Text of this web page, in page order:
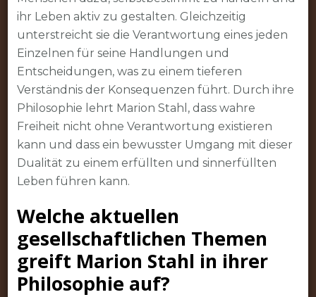
ihr Leben aktiv zu gestalten. Gleichzeitig
unterstreicht sie die Verantwortung eines jeden
Einzelnen für seine Handlungen und
Entscheidungen, was zu einem tieferen
Verständnis der Konsequenzen führt. Durch ihre
Philosophie lehrt Marion Stahl, dass wahre
Freiheit nicht ohne Verantwortung existieren
kann und dass ein bewusster Umgang mit dieser
Dualität zu einem erfüllten und sinnerfüllten
Leben führen kann.
Welche aktuellen
gesellschaftlichen Themen
greift Marion Stahl in ihrer
Philosophie auf?